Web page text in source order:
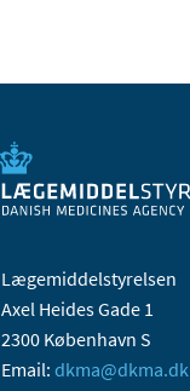
Lægemiddelstyrelsen
Axel Heides Gade 1
2300 København S
Email: dkma@dkma.dk